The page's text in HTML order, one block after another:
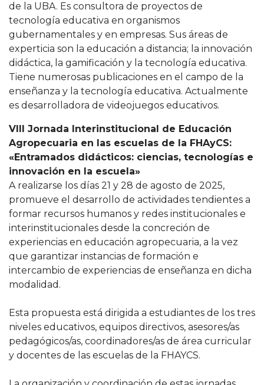
de la UBA. Es consultora de proyectos de
tecnología educativa en organismos
gubernamentales y en empresas. Sus áreas de
experticia son la educación a distancia; la innovación
didáctica, la gamificación y la tecnología educativa.
Tiene numerosas publicaciones en el campo de la
enseñanza y la tecnología educativa. Actualmente
es desarrolladora de videojuegos educativos.
VIII Jornada Interinstitucional de Educación
Agropecuaria en las escuelas de la FHAyCS:
«Entramados didácticos: ciencias, tecnologías e
innovación en la escuela»
A realizarse los días 21 y 28 de agosto de 2025,
promueve el desarrollo de actividades tendientes a
formar recursos humanos y redes institucionales e
interinstitucionales desde la concreción de
experiencias en educación agropecuaria, a la vez
que garantizar instancias de formación e
intercambio de experiencias de enseñanza en dicha
modalidad.
Esta propuesta está dirigida a estudiantes de los tres
niveles educativos, equipos directivos, asesores/as
pedagógicos/as, coordinadores/as de área curricular
y docentes de las escuelas de la FHAYCS.